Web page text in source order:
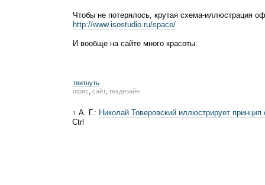
Чтобы не потерялось, крутая схема-иллюстрация
http://www.isostudio.ru/space/
И вообще на сайте много красоты.
твитнуть
офис сайт, техдизайн
↑ А. Г.: Николай Товеровский иллюстрирует принцип
Ctrl